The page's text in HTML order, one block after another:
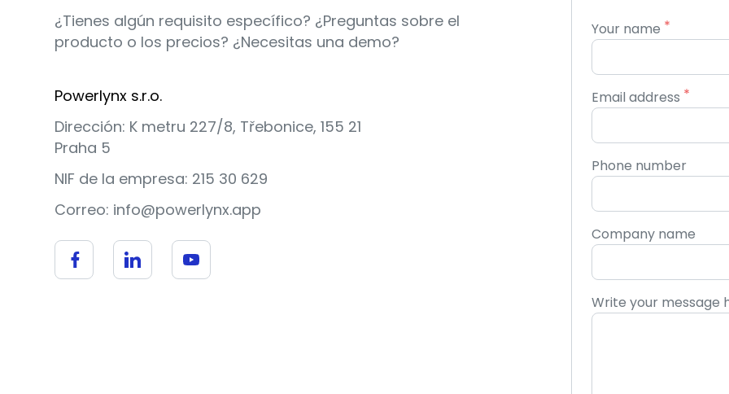
Proveedores de Internet Vales de Wi-Fi de
¿Tienes algún requisito específico? ¿Preguntas sobre el
producto o los precios? ¿Necesitas una demo?
Powerlynx s.r.o.
Dirección: K metru 227/8, Třebonice, 155 21
Praha 5
NIF de la empresa: 215 30 629
Correo: info@powerlynx.app
Your name
Email address
Phone number
Company name
Write your message